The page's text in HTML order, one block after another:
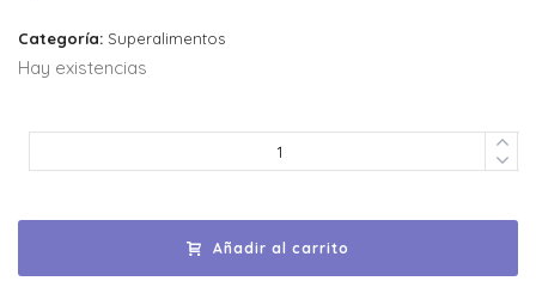
Categoría: Superalimentos
Hay existencias
Añadir al carrito